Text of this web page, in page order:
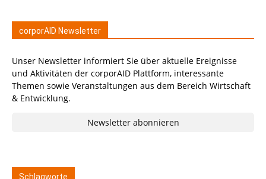
corporAID Newsletter
Unser Newsletter informiert Sie über aktuelle Ereignisse
und Aktivitäten der corporAID Plattform, interessante
Themen sowie Veranstaltungen aus dem Bereich Wirtschaft
& Entwicklung.
Newsletter abonnieren
Schlagworte